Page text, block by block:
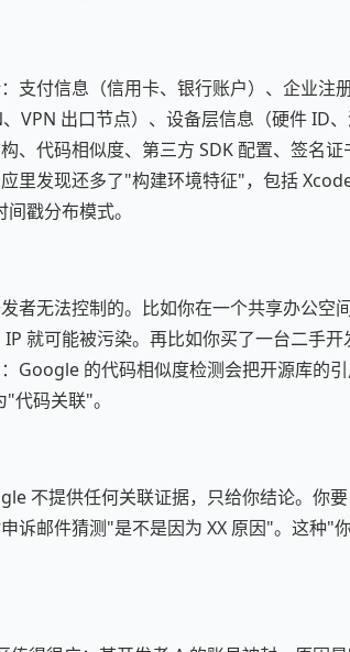
支付信息（信用卡、银行账户）、企业注
VPN 出口节点）、设备层信息（硬件 ID
、代码相似度、第三方 SDK 配置、签名
里发现还多了"构建环境特征"，包括
戳分布模式。
者无法控制的。比如你在一个共享办公空
就可能被污染。再比如你买了一台二手
Google 的代码相似度检测会把开源库的
代码关联"。
不提供任何关联证据，只给你结论。你
诉邮件猜测"是不是因为 XX 原因"。这种"